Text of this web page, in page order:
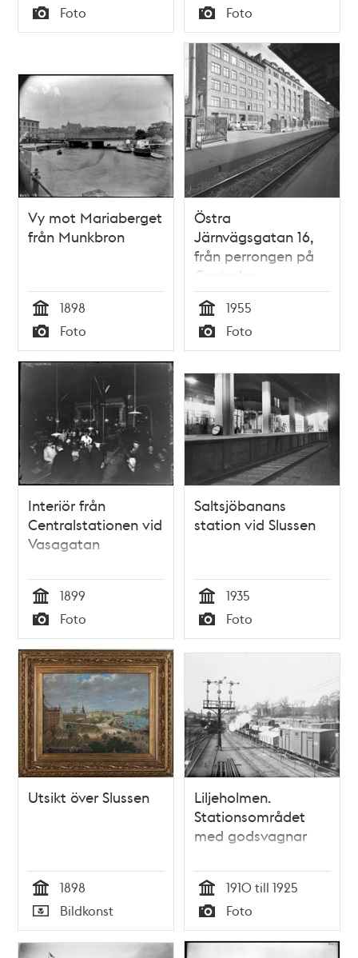
Tid
Typ
Foto Tid
Typ
Foto
Vy mot Mariaberget
från Munkbron
Tid
1898
Typ
Foto
Östra
Järnvägsgatan 16,
från perrongen på
Centralen
Tid
1955
Typ
Foto
Interiör från
Centralstationen vid
Vasagatan
Tid
1899
Typ
Foto
Saltsjöbanans
station vid Slussen
Tid
1935
Typ
Foto
Utsikt över Slussen
Tid
1898
Typ
Bildkonst
Liljeholmen.
Stationsområdet
med godsvagnar
Tid
1910 till 1925
Typ
Foto